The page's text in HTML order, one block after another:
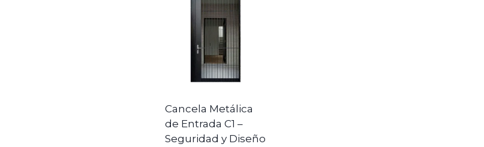
Cancela Metálica
de Entrada C1 –
Seguridad y Diseño